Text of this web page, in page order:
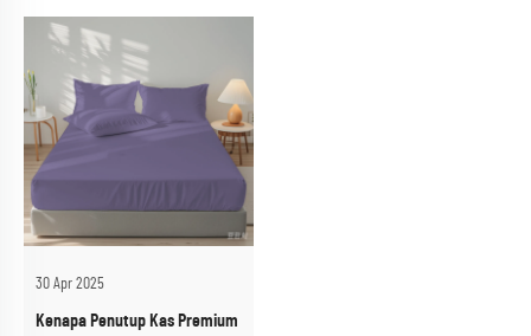
30 Apr 2025
Kenapa Penutup Kas Premium